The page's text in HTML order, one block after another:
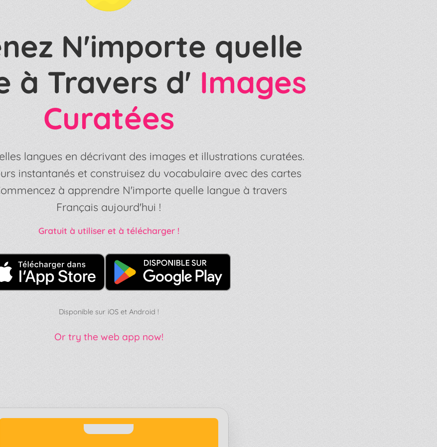
N'importe quelle
à Travers d' Images
Curatées
langues en décrivant des images et illustrations curatées.
instantanés et construisez du vocabulaire avec des cartes
à apprendre N'importe quelle langue à travers
Français aujourd'hui !
Gratuit à utiliser et à télécharger !
Disponible sur iOS et Android !
Or try the web app now!